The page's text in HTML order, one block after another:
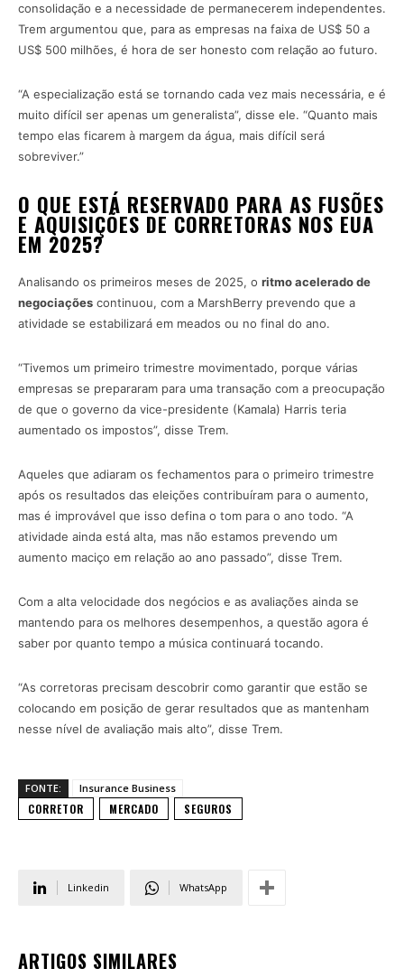
consolidação e a necessidade de permanecerem independentes.
Trem argumentou que, para as empresas na faixa de US$ 50 a
US$ 500 milhões, é hora de ser honesto com relação ao futuro.
“A especialização está se tornando cada vez mais necessária, e é
muito difícil ser apenas um generalista”, disse ele. “Quanto mais
tempo elas ficarem à margem da água, mais difícil será
sobreviver.”
O QUE ESTÁ RESERVADO PARA AS FUSÕES
E AQUISIÇÕES DE CORRETORAS NOS EUA
EM 2025?
Analisando os primeiros meses de 2025, o ritmo acelerado de
negociações continuou, com a MarshBerry prevendo que a
atividade se estabilizará em meados ou no final do ano.
“Tivemos um primeiro trimestre movimentado, porque várias
empresas se prepararam para uma transação com a preocupação
de que o governo da vice-presidente (Kamala) Harris teria
aumentado os impostos”, disse Trem.
Aqueles que adiaram os fechamentos para o primeiro trimestre
após os resultados das eleições contribuíram para o aumento,
mas é improvável que isso defina o tom para o ano todo. “A
atividade ainda está alta, mas não estamos prevendo um
aumento maciço em relação ao ano passado”, disse Trem.
Com a alta velocidade dos negócios e as avaliações ainda se
mantendo para os melhores desempenhos, a questão agora é
saber por quanto tempo a música continuará tocando.
“As corretoras precisam descobrir como garantir que estão se
colocando em posição de gerar resultados que as mantenham
nesse nível de avaliação mais alto”, disse Trem.
FONTE: Insurance Business
CORRETOR MERCADO SEGUROS
Linkedin WhatsApp
ARTIGOS SIMILARES